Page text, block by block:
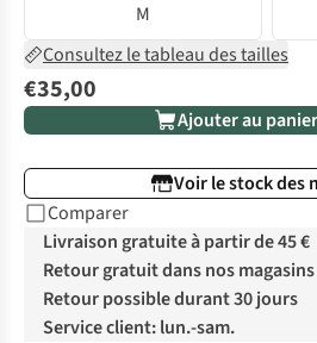
M
Consultez le tableau des tailles
€35,00
Ajouter au panier
Voir le stock des
Comparer
Livraison gratuite à partir de 45 €
Retour gratuit dans nos magasins
Retour possible durant 30 jours
Service client: lun.-sam.